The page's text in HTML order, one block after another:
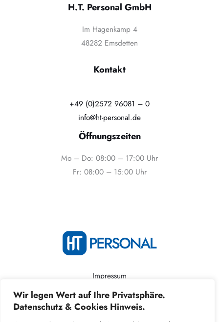
Wir legen Wert auf Ihre Privatsphäre.
Datenschutz & Cookies Hinweis.
H.T. Personal GmbH
Im Hagenkamp 4
48282 Emsdetten
Kontakt
+49 (0)2572 96081 – 0
info@ht-personal.de
Öffnungszeiten
Mo – Do: 08:00 – 17:00 Uhr
Fr: 08:00 – 15:00 Uhr
Impressum
Datenschutz